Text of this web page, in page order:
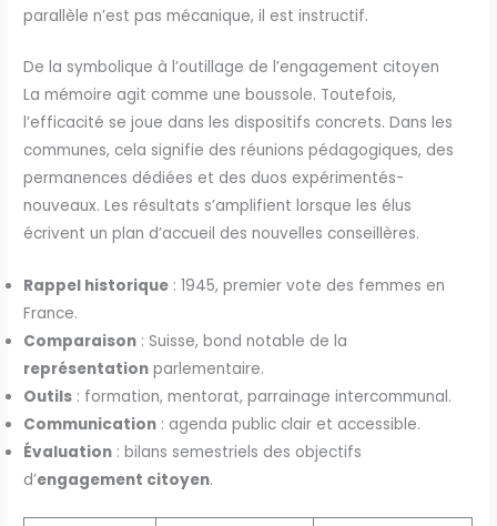
parallèle n’est pas mécanique, il est instructif.
De la symbolique à l’outillage de l’engagement citoyen
La mémoire agit comme une boussole. Toutefois,
l’efficacité se joue dans les dispositifs concrets. Dans les
communes, cela signifie des réunions pédagogiques, des
permanences dédiées et des duos expérimentés-
nouveaux. Les résultats s’amplifient lorsque les élus
écrivent un plan d’accueil des nouvelles conseillères.
Rappel historique : 1945, premier vote des femmes en
France.
Comparaison : Suisse, bond notable de la
représentation parlementaire.
Outils : formation, mentorat, parrainage intercommunal.
Communication : agenda public clair et accessible.
Évaluation : bilans semestriels des objectifs
d’engagement citoyen.